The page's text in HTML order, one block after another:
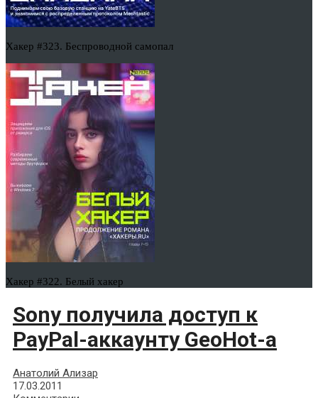
Хакер #323. Беспроводной самопал
Хакер #322. Белый хакер
Sony получила доступ к
PayPal-аккаунту GeoHot-а
Анатолий Ализар
17.03.2011